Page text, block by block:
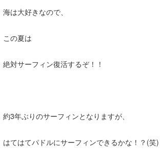
海は大好きなので、
この夏は
絶対サーフィン復活するぞ！！
約3年ぶりのサーフィンとなりますが、
はてはてパドルにサーフィンできるかな！？(笑)